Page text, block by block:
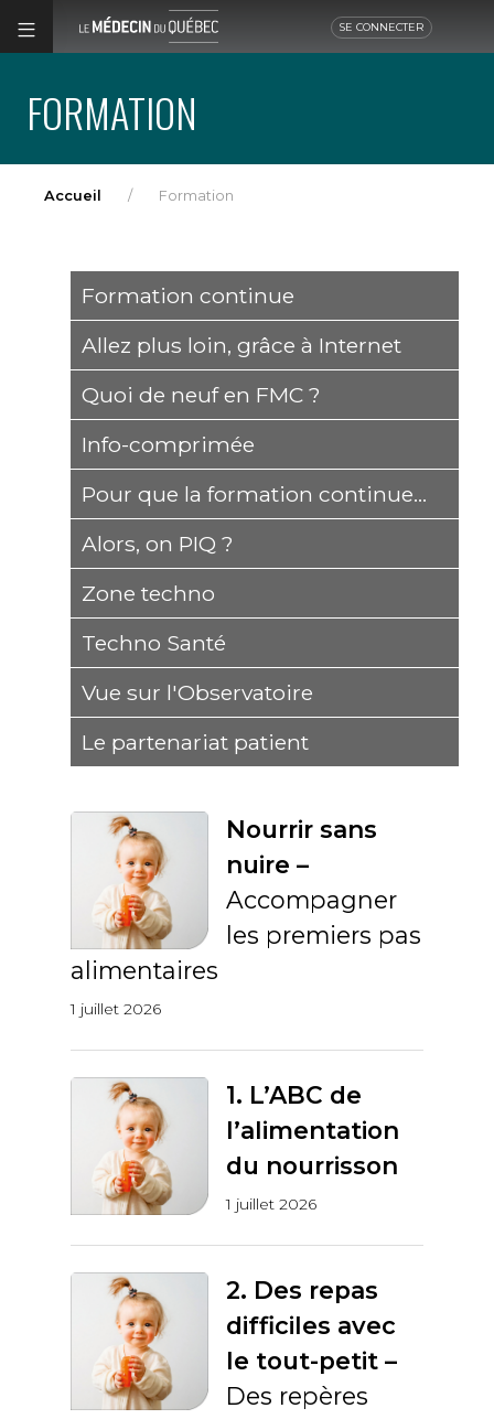
SE CONNECTER
FORMATION
Accueil Formation
Formation continue
Allez plus loin, grâce à Internet
Quoi de neuf en FMC ?
Info-comprimée
Pour que la formation continue...
Alors, on PIQ ?
Zone techno
Techno Santé
Vue sur l'Observatoire
Le partenariat patient
Nourrir sans
nuire –
Accompagner
les premiers pas
alimentaires
1 juillet 2026
1. L’ABC de
l’alimentation
du nourrisson
1 juillet 2026
2. Des repas
difficiles avec
le tout-petit –
Des repères